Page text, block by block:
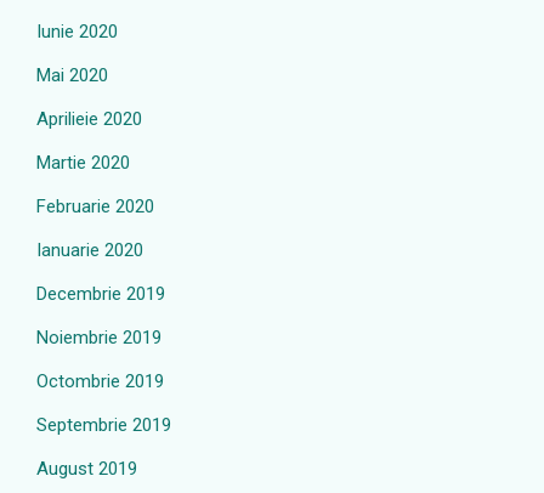
Iunie 2020
Mai 2020
Aprilieie 2020
Martie 2020
Februarie 2020
Ianuarie 2020
Decembrie 2019
Noiembrie 2019
Octombrie 2019
Septembrie 2019
August 2019